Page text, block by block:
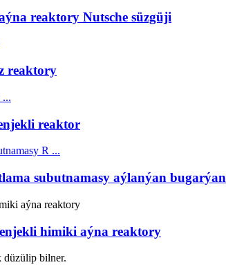
reaktory Nutsche süzgüji
reaktory
reaktor
subutnamasy aýlanýan bugarýan
himiki aýna reaktory
düzülip bilner.